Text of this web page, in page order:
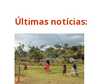
Últimas notícias: